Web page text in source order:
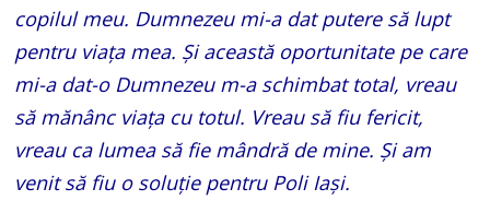
copilul meu. Dumnezeu mi-a dat putere să lupt
pentru viața mea. Și această oportunitate pe care
mi-a dat-o Dumnezeu m-a schimbat total, vreau
să mănânc viața cu totul. Vreau să fiu fericit,
vreau ca lumea să fie mândră de mine. Și am
venit să fiu o soluție pentru Poli Iași.